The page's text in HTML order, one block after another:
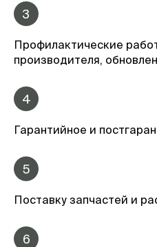
3
Профилактические
производителя,
4
Гарантийное и
5
Поставку запчастей и
6